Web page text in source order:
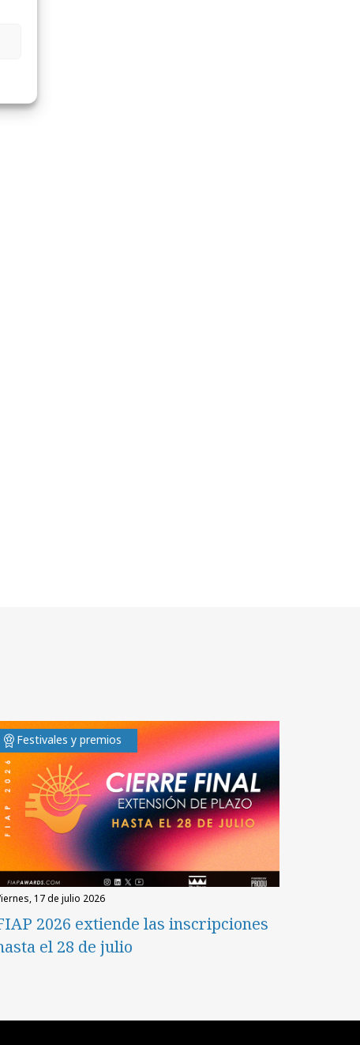
Festivales y premios
viernes, 17 de julio 2026
2026 extiende las inscripciones
el 28 de julio